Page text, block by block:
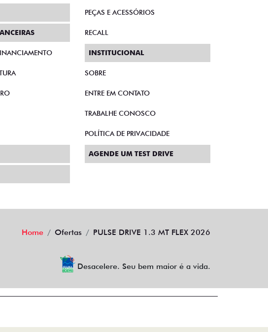
PEÇAS E ACESSÓRIOS
RECALL
INSTITUCIONAL
SOBRE
ENTRE EM CONTATO
TRABALHE CONOSCO
POLÍTICA DE PRIVACIDADE
AGENDE UM TEST DRIVE
Home Ofertas PULSE DRIVE 1.3 MT FLEX 2026
Desacelere. Seu bem maior é a vida.